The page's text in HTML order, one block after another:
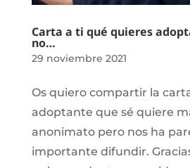
Carta a ti qué quieres
no…
29 noviembre 2021
Os quiero compartir la
adoptante que sé quiere
anonimato pero nos ha
importante difundir.